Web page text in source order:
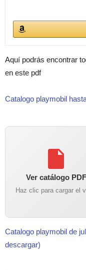
Aquí podrás encontrar
en este pdf
Catalogo playmobil
Ver catálogo PDF
Haz clic para cargar el
Catalogo playmobil de
descargar)